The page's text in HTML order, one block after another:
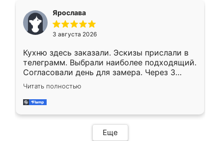
Ярослава
3 августа 2026
Кухню здесь заказали. Эскизы прислали в
телеграмм. Выбрали наиболее подходящий.
Согласовали день для замера. Через 3
недели кухня была уже готова. Остались
довольны работой. Спасибо Ренессанс
мебель за качественную работу!
Читать полностью
Еще